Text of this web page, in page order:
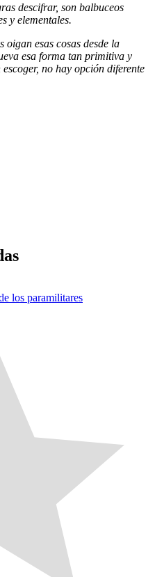
descifrar, son balbuceos
y elementales.
oigan esas cosas desde la
esa forma tan primitiva y
no hay opción diferente
los paramilitares